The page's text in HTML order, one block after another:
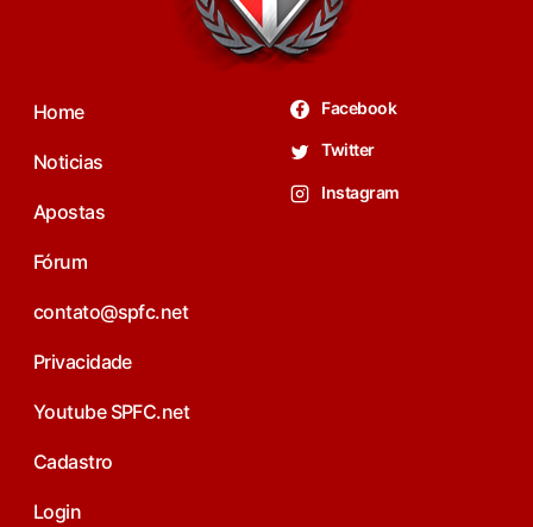
Home
Noticias
Apostas
Fórum
contato@spfc.net
Privacidade
Youtube SPFC.net
Cadastro
Login
Facebook
Twitter
Instagram